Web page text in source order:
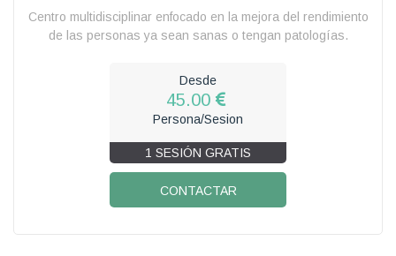
Centro multidisciplinar enfocado en la mejora del rendimiento
de las personas ya sean sanas o tengan patologías.
Desde
45.00
Persona/Sesion
1 SESIÓN GRATIS
CONTACTAR